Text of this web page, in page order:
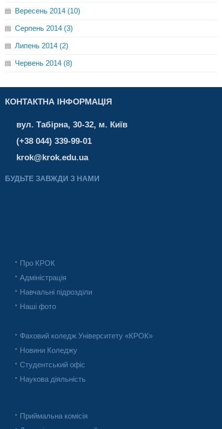
Вересень 2014 (10)
Серпень 2014 (3)
Липень 2014 (2)
Червень 2014 (8)
КОНТАКТНА ІНФОРМАЦІЯ
вул. Табірна, 30-32, м. Київ
(+38 044) 339-99-01
krok@krok.edu.ua
БУДЬТЕ ЗАВЖДИ З НАМИ
Про КРОК
Адміністрація
Навчальні підрозділи
Наші фото
Фаховий коледж Університету «КРОК»
Новини Коледжу
Студентський офіс
Наукова діяльність
Приймальна комісія